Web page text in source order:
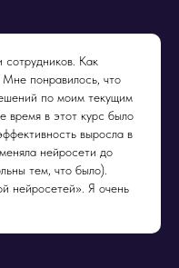
Как
Мне понравилось, что
по моим текущим
время в этот курс было
выросла в
нейросети до
тем, что было).
нейросетей». Я очень